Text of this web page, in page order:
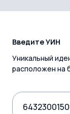
Введите УИН
Уникальный
расположен на